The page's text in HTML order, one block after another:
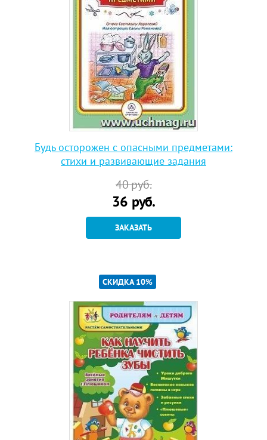
Будь осторожен с опасными предметами:
стихи и развивающие задания
40руб.
36 руб.
ЗАКАЗАТЬ
СКИДКА 10%